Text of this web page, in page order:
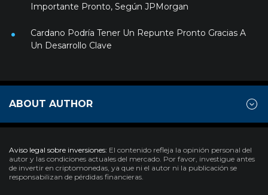
Importante Pronto, Según JPMorgan
Cardano Podría Tener Un Repunte Pronto Gracias A
Un Desarrollo Clave
ABOUT AUTHOR
Aviso legal sobre inversiones: El contenido refleja la opinión personal del
autor y las condiciones actuales del mercado. Por favor, investigue antes
de invertir en criptomonedas, ya que ni el autor ni la publicación se
responsabilizan de pérdidas financieras.